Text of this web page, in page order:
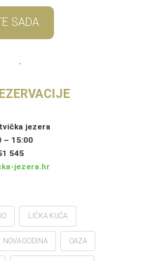
SADA
jezera
– 15:00
545
jezera.hr
LIČKA KUĆA
NOVA GODINA OAZA